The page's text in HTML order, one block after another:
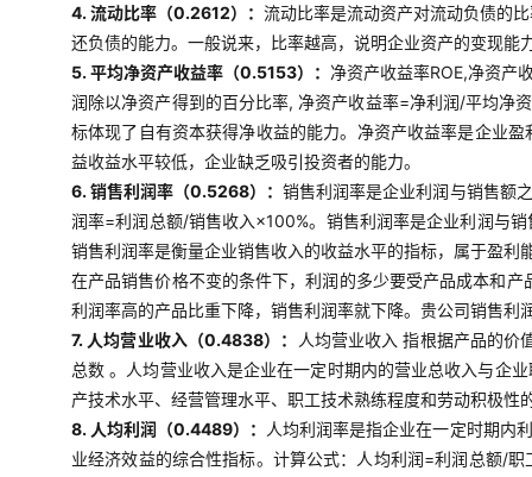
4. 流动比率（0.2612）：流动比率是流动资产对流动负债的
还负债的能力。一般说来，比率越高，说明企业资产的变现
5. 平均净资产收益率（0.5153）： 净资产收益率ROE,净资产
润除以净资产得到的百分比率, 净资产收益率=净利润/平均净
标体现了自有资本获得净收益的能力。净资产收益率是企业
益收益水平较低，企业缺乏吸引投资者的能力。
6. 销售利润率（0.5268）：销售利润率是企业利润与销售额
润率=利润总额/销售收入×100%。销售利润率是企业利润与
销售利润率是衡量企业销售收入的收益水平的指标，属于盈利
在产品销售价格不变的条件下，利润的多少要受产品成本和
利润率高的产品比重下降，销售利润率就下降。贵公司销售
7. 人均营业收入（0.4838）：
人均营业收入 指根据产品的价
总数 。人均营业收入是企业在一定时期内的营业总收入与企
产技术水平、经营管理水平、职工技术熟练程度和劳动积极
8. 人均利润（0.4489）：
人均利润率是指企业在一定时期内
业经济效益的综合性指标。计算公式：人均利润=利润总额/